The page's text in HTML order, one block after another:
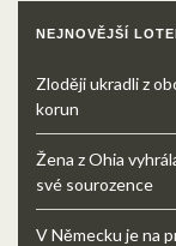
NEJNOVĚJŠÍ
Zloději ukradli z
korun
Žena z Ohia
své sourozence
V Německu je na